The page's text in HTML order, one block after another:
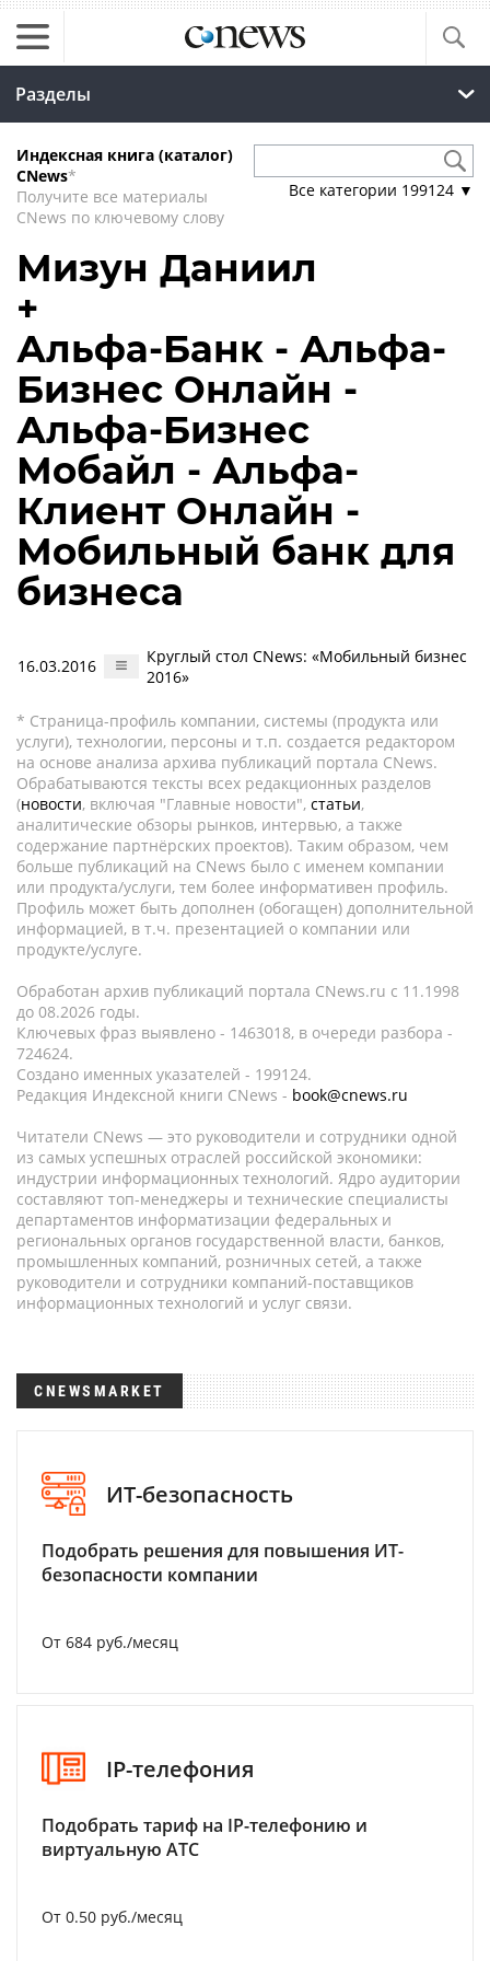
Разделы
Индексная книга (каталог)
CNews*
Получите все материалы
CNews по ключевому слову
Все категории 199124 ▼
Мизун Даниил
+
Альфа-Банк - Альфа-
Бизнес Онлайн -
Альфа-Бизнес
Мобайл - Альфа-
Клиент Онлайн -
Мобильный банк для
бизнеса
16.03.2016
Круглый стол CNews: «Мобильный бизнес
2016»
* Страница-профиль компании, системы (продукта или
услуги), технологии, персоны и т.п. создается редактором
на основе анализа архива публикаций портала CNews.
Обрабатываются тексты всех редакционных разделов
(новости, включая "Главные новости", статьи,
аналитические обзоры рынков, интервью, а также
содержание партнёрских проектов). Таким образом, чем
больше публикаций на CNews было с именем компании
или продукта/услуги, тем более информативен профиль.
Профиль может быть дополнен (обогащен) дополнительной
информацией, в т.ч. презентацией о компании или
продукте/услуге.
Обработан архив публикаций портала CNews.ru c 11.1998
до 08.2026 годы.
Ключевых фраз выявлено - 1463018, в очереди разбора -
724624.
Создано именных указателей - 199124.
Редакция Индексной книги CNews - book@cnews.ru
Читатели CNews — это руководители и сотрудники одной
из самых успешных отраслей российской экономики:
индустрии информационных технологий. Ядро аудитории
составляют топ-менеджеры и технические специалисты
департаментов информатизации федеральных и
региональных органов государственной власти, банков,
промышленных компаний, розничных сетей, а также
руководители и сотрудники компаний-поставщиков
информационных технологий и услуг связи.
CNEWSMARKET
ИТ-безопасность
Подобрать решения для повышения ИТ-
безопасности компании
От 684 руб./месяц
IP-телефония
Подобрать тариф на IP-телефонию и
виртуальную АТС
От 0.50 руб./месяц